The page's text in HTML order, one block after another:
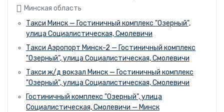
Минская область
Такси Минск — Гостиничный комплекс "Озерный",
улица Социалистическая, Смолевичи
Такси Аэропорт Минск-2 — Гостиничный комплекс
"Озерный", улица Социалистическая, Смолевичи
Такси ж/д вокзал Минск — Гостиничный комплекс
"Озерный", улица Социалистическая, Смолевичи
Гостиничный комплекс "Озерный", улица
Социалистическая, Смолевичи — Минск